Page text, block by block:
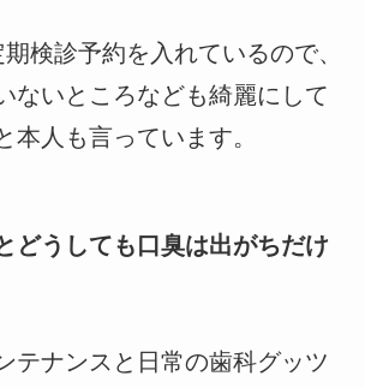
検診予約を入れているので、
ないところなども綺麗にして
本人も言っています。
どうしても口臭は出がちだけ
テナンスと日常の歯科グッツ